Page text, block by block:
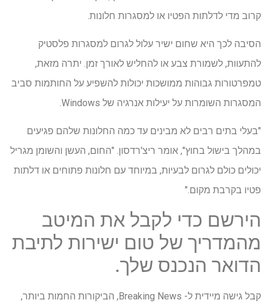
קרוב מדי לדלתות הפטיו או למסגרות חלונות.
הסיבה לכך היא שחום ישיר עלול לגרום למסגרות פלסטיק
להתעוות, לשמורת צבע או להחליש לאורך זמן. יתרה מזאת,
טמפרטורות גבוהות ממושכות יכולות להשפיע על החותמות סביב
המסגרות השומרות על יעילות אנרגיה של Windows.
"בעלי בתים רבים לא מבינים עד כמה החלונות שלהם פגיעים
במהלך בישול בחוץ", אומר ריצ'רדסון. "החום, העשן והשומן מגריל
יכולים כולם לגרום לבעיות, במיוחד עם חלונות פתוחים או דלתות
פטיו בקרבת מקום."
הירשם כדי לקבל את המיטב
מהמדריך של טום ישירות לתיבת
הדואר הנכנס שלך.
קבל גישה מיידית ל- Breaking News, הביקורות החמות ביותר,